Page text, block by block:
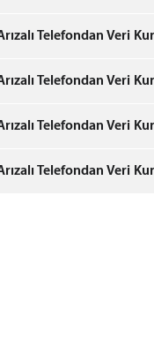
Telefondan Veri
Telefondan Veri
Telefondan Veri
Telefondan Veri